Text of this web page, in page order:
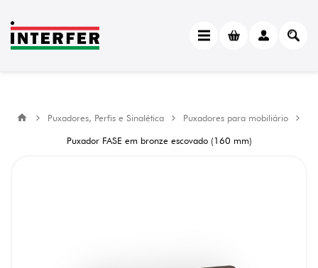
Puxadores, Perfis e Sinalética
Puxadores para mobiliário
Puxador FASE em bronze escovado (160 mm)